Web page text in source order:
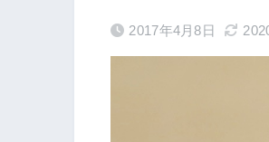
2017年4月8日